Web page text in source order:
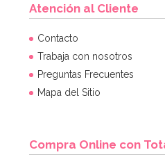
Atención al Cliente
Contacto
Trabaja con nosotros
Preguntas Frecuentes
Mapa del Sitio
Compra Online con